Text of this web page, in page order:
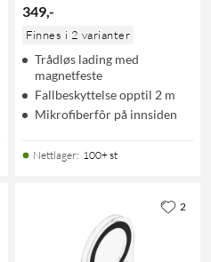
349,-
Finnes i 2 varianter
Trådløs lading med
magnetfeste
Fallbeskyttelse opptil 2 m
Mikrofiberfôr på innsiden
Nettlager: 100+ st
2